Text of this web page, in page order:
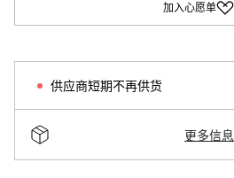
加入心愿单
供应商短期不再供货
更多信息